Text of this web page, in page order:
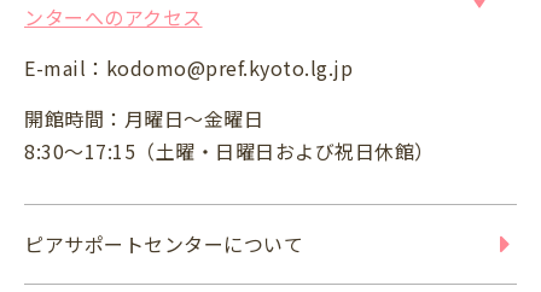
ンターへのアクセス
E-mail： kodomo@pref.kyoto.lg.jp
開館時間：月曜日～金曜日
8:30～17:15（土曜・日曜日および祝日休館）
ピアサポートセンターについて